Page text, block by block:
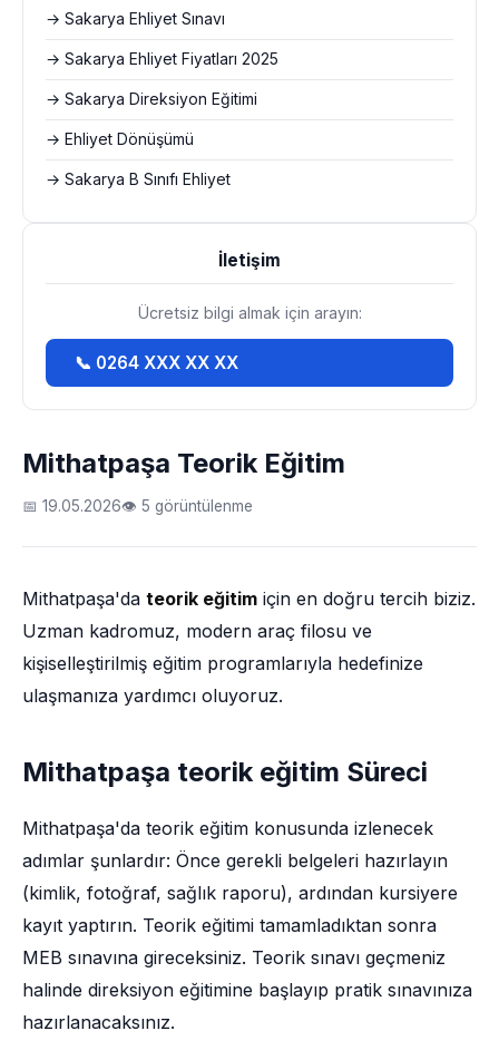
Mithatpaşa Teorik Eğitim
📅 19.05.2026👁 5 görüntülenme
Mithatpaşa'da teorik eğitim için en doğru tercih biziz.
Uzman kadromuz, modern araç filosu ve
kişiselleştirilmiş eğitim programlarıyla hedefinize
ulaşmanıza yardımcı oluyoruz.
Mithatpaşa teorik eğitim Süreci
Mithatpaşa'da teorik eğitim konusunda izlenecek
adımlar şunlardır: Önce gerekli belgeleri hazırlayın
(kimlik, fotoğraf, sağlık raporu), ardından kursiyere
kayıt yaptırın. Teorik eğitimi tamamladıktan sonra
MEB sınavına gireceksiniz. Teorik sınavı geçmeniz
halinde direksiyon eğitimine başlayıp pratik sınavınıza
hazırlanacaksınız.
→ Sakarya Ehliyet Sınavı
→ Sakarya Ehliyet Fiyatları 2025
→ Sakarya Direksiyon Eğitimi
→ Ehliyet Dönüşümü
→ Sakarya B Sınıfı Ehliyet
İletişim
Ücretsiz bilgi almak için arayın:
📞 0264 XXX XX XX